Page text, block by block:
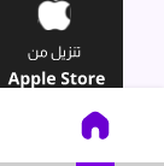
هتلاقونا هنا